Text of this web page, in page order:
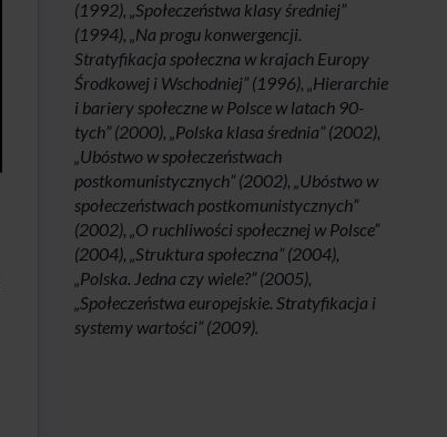
(1992), „Społeczeństwa klasy średniej”
(1994), „Na progu konwergencji.
Stratyfikacja społeczna w krajach Europy
Środkowej i Wschodniej” (1996), „Hierarchie
i bariery społeczne w Polsce w latach 90-
tych” (2000), „Polska klasa średnia” (2002),
„Ubóstwo w społeczeństwach
postkomunistycznych” (2002), „Ubóstwo w
społeczeństwach postkomunistycznych”
(2002), „O ruchliwości społecznej w Polsce”
(2004), „Struktura społeczna” (2004),
„Polska. Jedna czy wiele?” (2005),
„Społeczeństwa europejskie. Stratyfikacja i
systemy wartości” (2009).